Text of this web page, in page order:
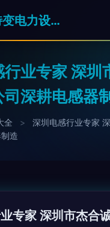
四川纬能特变电力设备有限公司
业专家 深圳
深耕电感器
全 >
深圳电感行业专家
造
专家 深圳市杰合